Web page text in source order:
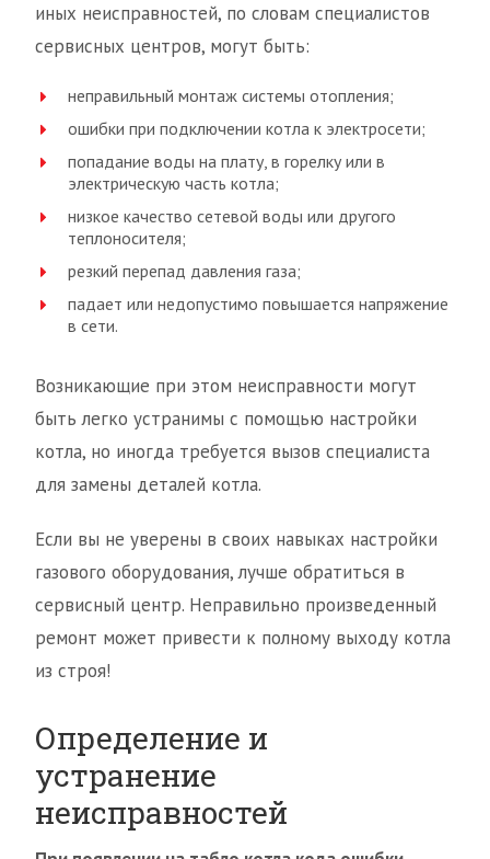
иных неисправностей, по словам специалистов
сервисных центров, могут быть:
неправильный монтаж системы отопления;
ошибки при подключении котла к электросети;
попадание воды на плату, в горелку или в
электрическую часть котла;
низкое качество сетевой воды или другого
теплоносителя;
резкий перепад давления газа;
падает или недопустимо повышается напряжение
в сети.
Возникающие при этом неисправности могут
быть легко устранимы с помощью настройки
котла, но иногда требуется вызов специалиста
для замены деталей котла.
Если вы не уверены в своих навыках настройки
газового оборудования, лучше обратиться в
сервисный центр. Неправильно произведенный
ремонт может привести к полному выходу котла
из строя!
Определение и
устранение
неисправностей